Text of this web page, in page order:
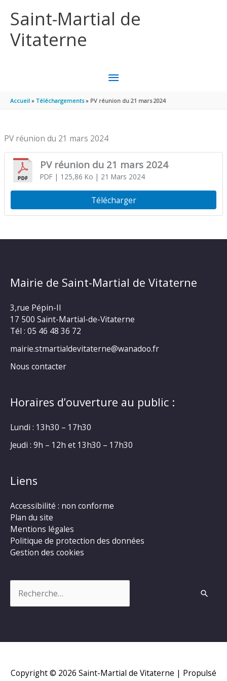
Saint-Martial de
Vitaterne
MENU
PRINCIPAL
Accueil Téléchargements PV réunion du 21 mars 2024
PV réunion du 21 mars 2024
PV réunion du 21 mars 2024
PDF| 125,86 Ko | 21 Mars 2024
Télécharger
Mairie de Saint-Martial de Vitaterne
3,rue Pépin-II
17 500 Saint-Martial-de-Vitaterne
Tél : 05 46 48 36 72
mairie.stmartialdevitaterne@wanadoo.fr
Nous contacter
Horaires d’ouverture au public :
Lundi : 13h30 – 17h30
Jeudi : 9h – 12h et 13h30 – 17h30
Liens
Accessibilité : non conforme
Plan du site
Mentions légales
Politique de protection des données
Gestion des cookies
Copyright © 2026 Saint-Martial de Vitaterne | Propulsé